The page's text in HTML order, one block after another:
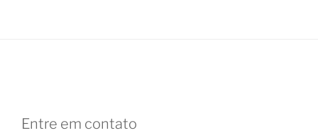
Entre em contato